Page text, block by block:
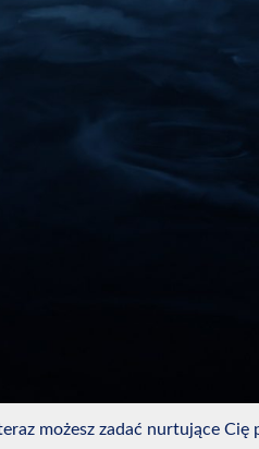
teraz możesz zadać nurtujące